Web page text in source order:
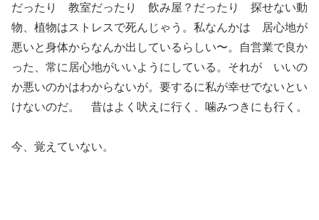
だったり 教室だったり 飲み屋？だったり 探せない動
物、植物はストレスで死んじゃう。私なんかは 居心地が
悪いと身体からなんか出しているらしい〜。自営業で良か
った、常に居心地がいいようにしている。それが いいの
か悪いのかはわからないが。要するに私が幸せでないとい
けないのだ。 昔はよく吠えに行く、噛みつきにも行く。
今、覚えていない。